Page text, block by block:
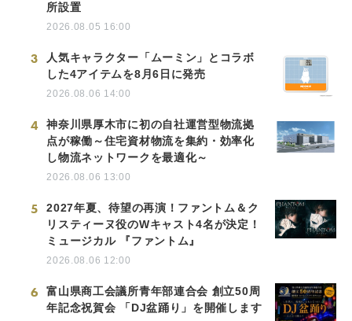
所設置
2026.08.05 16:00
3
人気キャラクター「ムーミン」とコラボ
した4アイテムを8月6日に発売
2026.08.06 14:00
4
神奈川県厚木市に初の自社運営型物流拠
点が稼働～住宅資材物流を集約・効率化
し物流ネットワークを最適化～
2026.08.06 13:00
5
2027年夏、待望の再演！ファントム＆ク
リスティーヌ役のWキャスト4名が決定！
ミュージカル 『ファントム』
2026.08.06 12:00
6
富山県商工会議所青年部連合会 創立50周
年記念祝賀会 「DJ盆踊り」を開催します